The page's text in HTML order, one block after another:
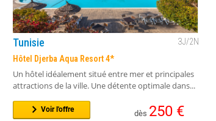
Tunisie 3J/2N
Hôtel Djerba Aqua Resort 4*
Un hôtel idéalement situé entre mer et principales
attractions de la ville. Une détente optimale dans...
dès 250 €
Voir l'offre